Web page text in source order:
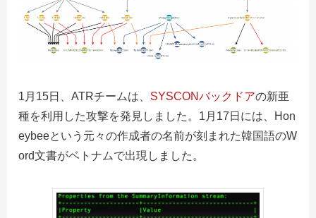
1月15日、ATRチームは、 SYSCONバックドアの新亜
種を利用した攻撃を発見しました。1月17日には、Hon
eybeeという元々の作成者の名前が刻まれた韓国語のW
ord文書がベトナムで出現しました。